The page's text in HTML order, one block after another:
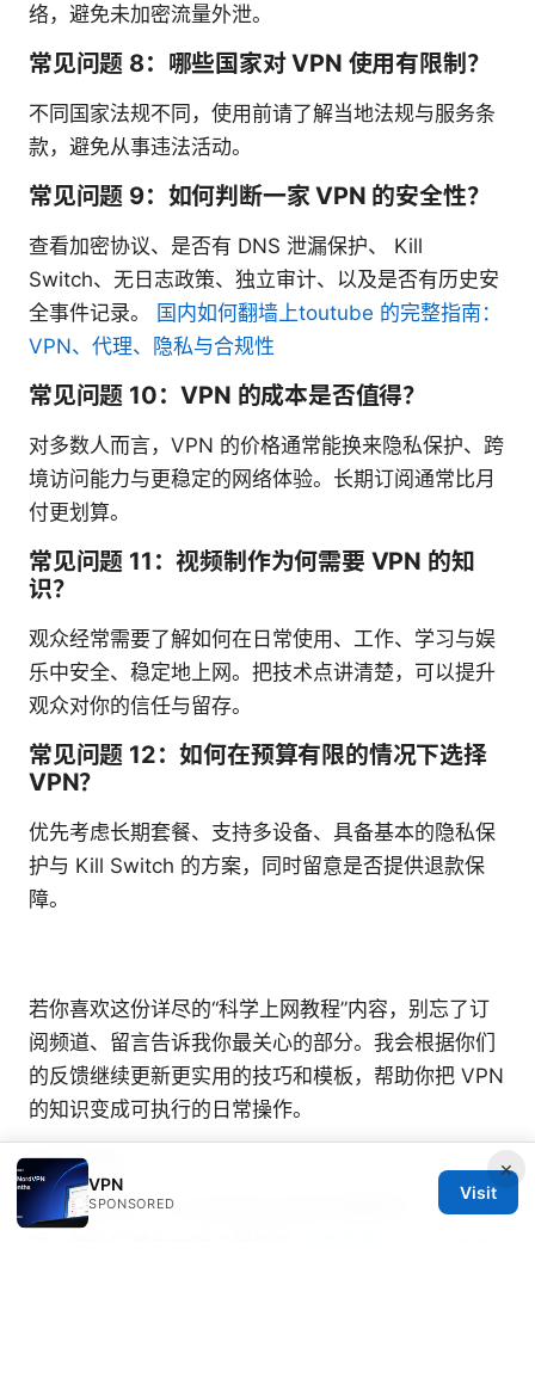
络，避免未加密流量外泄。
常见问题 8：哪些国家对 VPN 使用有限制？
不同国家法规不同，使用前请了解当地法规与服务条
款，避免从事违法活动。
常见问题 9：如何判断一家 VPN 的安全性？
查看加密协议、是否有 DNS 泄漏保护、 Kill
Switch、无日志政策、独立审计、以及是否有历史安
全事件记录。 国内如何翻墙上toutube 的完整指南：
VPN、代理、隐私与合规性
常见问题 10：VPN 的成本是否值得？
对多数人而言，VPN 的价格通常能换来隐私保护、跨
境访问能力与更稳定的网络体验。长期订阅通常比月
付更划算。
常见问题 11：视频制作为何需要 VPN 的知
识？
观众经常需要了解如何在日常使用、工作、学习与娱
乐中安全、稳定地上网。把技术点讲清楚，可以提升
观众对你的信任与留存。
常见问题 12：如何在预算有限的情况下选择
VPN？
优先考虑长期套餐、支持多设备、具备基本的隐私保
护与 Kill Switch 的方案，同时留意是否提供退款保
障。
若你喜欢这份详尽的“科学上网教程”内容，别忘了订
阅频道、留言告诉我你最关心的部分。我会根据你们
的反馈继续更新更实用的技巧和模板，帮助你把 VPN
的知识变成可执行的日常操作。
Sources:
推特下载 pc：小白也能学会的超详细教程！VPN 使
×
VPN
SPONSORED
Visit